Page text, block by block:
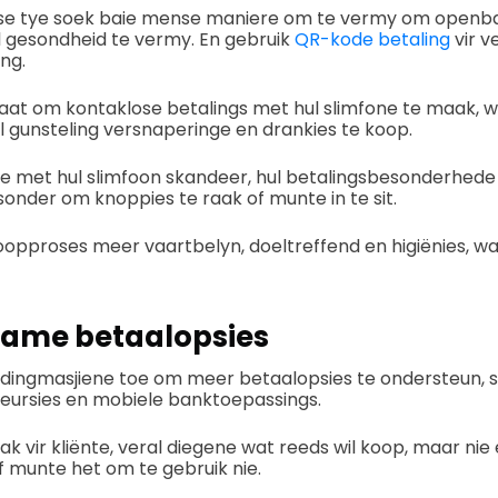
tye soek baie mense maniere om te vermy om
te vermy. En gebruikQR-kode betalingvir
om kontaklose betalings met hul slimfone te maak,
gunsteling versnaperinge en drankies te koop.
met hul slimfoon skandeer, hul
om knoppies te raak of munte in te sit.
meer vaartbelyn, doeltreffend en higiënies,
betaalopsies
toe om meer betaalopsies te ondersteun,
en mobiele banktoepassings.
vir kliënte, veral diegene wat reeds wil koop, maar nie
het om te gebruik nie.